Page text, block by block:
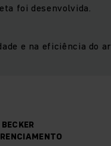
foi desenvolvida.
e na eficiência do